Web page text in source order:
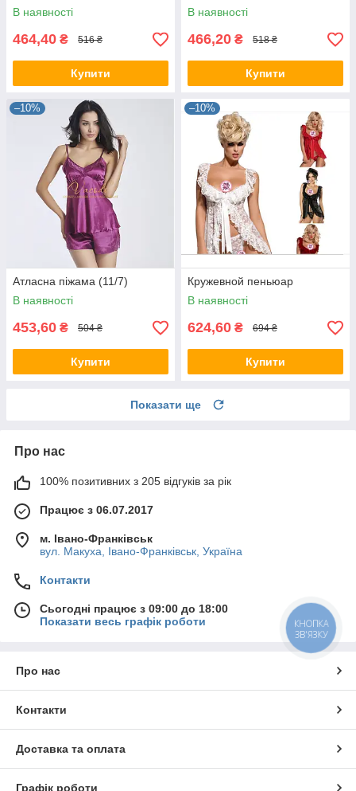
В наявності
464,40 ₴ 516 ₴
Купити
В наявності
466,20 ₴ 518 ₴
Купити
–10%
Атласна піжама (11/7)
В наявності
453,60 ₴ 504 ₴
Купити
–10%
Кружевной пеньюар
В наявності
624,60 ₴ 694 ₴
Купити
Показати ще
Про нас
100% позитивних з 205 відгуків за рік
Працює з 06.07.2017
м. Івано-Франківськ
вул. Макуха, Івано-Франківськ, Україна
Контакти
Сьогодні працює з 09:00 до 18:00
Показати весь графік роботи
Про нас
Контакти
Доставка та оплата
Графік роботи
КНОПКА
ЗВ'ЯЗКУ